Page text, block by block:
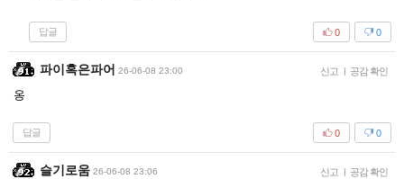
답글 0
0
파이혹은파어 26-06-08 23:00 신고 공감 확인
옹
답글 0
0
슬기로움 26-06-08 23:06 신고 공감 확인